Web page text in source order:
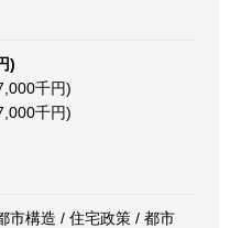
)
千円)
千円)
市構造 / 住宅政策 / 都市